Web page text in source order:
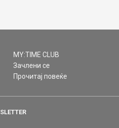
MY:TIME CLUB
Зачлени се
Прочитај повеќе